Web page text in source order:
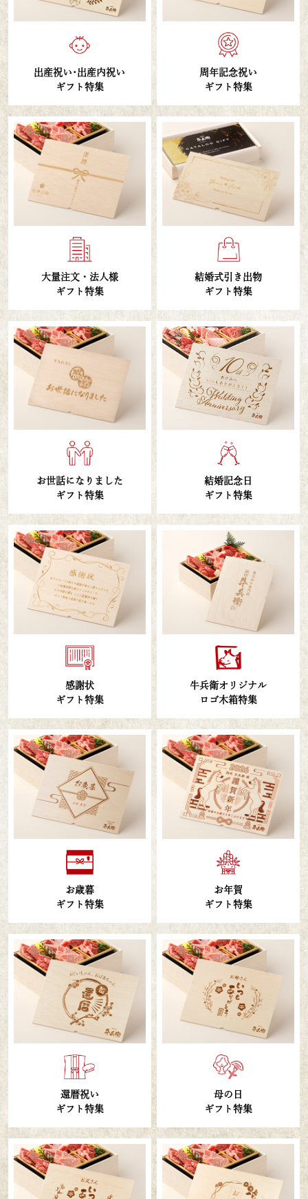
出産祝い･出産内祝い
ギフト特集
周年記念祝い
ギフト特集
大量注文・法人様
ギフト特集
結婚式引き出物
ギフト特集
お世話になりました
ギフト特集
結婚記念日
ギフト特集
感謝状
ギフト特集
牛兵衛オリジナル
ロゴ木箱特集
お歳暮
ギフト特集
お年賀
ギフト特集
還暦祝い
ギフト特集
母の日
ギフト特集